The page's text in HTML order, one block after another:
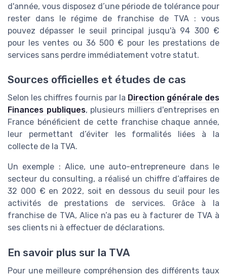
d'année, vous disposez d’une période de tolérance pour
rester dans le régime de franchise de TVA : vous
pouvez dépasser le seuil principal jusqu'à 94 300 €
pour les ventes ou 36 500 € pour les prestations de
services sans perdre immédiatement votre statut.
Sources officielles et études de cas
Selon les chiffres fournis par la Direction générale des
Finances publiques, plusieurs milliers d'entreprises en
France bénéficient de cette franchise chaque année,
leur permettant d’éviter les formalités liées à la
collecte de la TVA.
Un exemple : Alice, une auto-entrepreneure dans le
secteur du consulting, a réalisé un chiffre d’affaires de
32 000 € en 2022, soit en dessous du seuil pour les
activités de prestations de services. Grâce à la
franchise de TVA, Alice n’a pas eu à facturer de TVA à
ses clients ni à effectuer de déclarations.
En savoir plus sur la TVA
Pour une meilleure compréhension des différents taux